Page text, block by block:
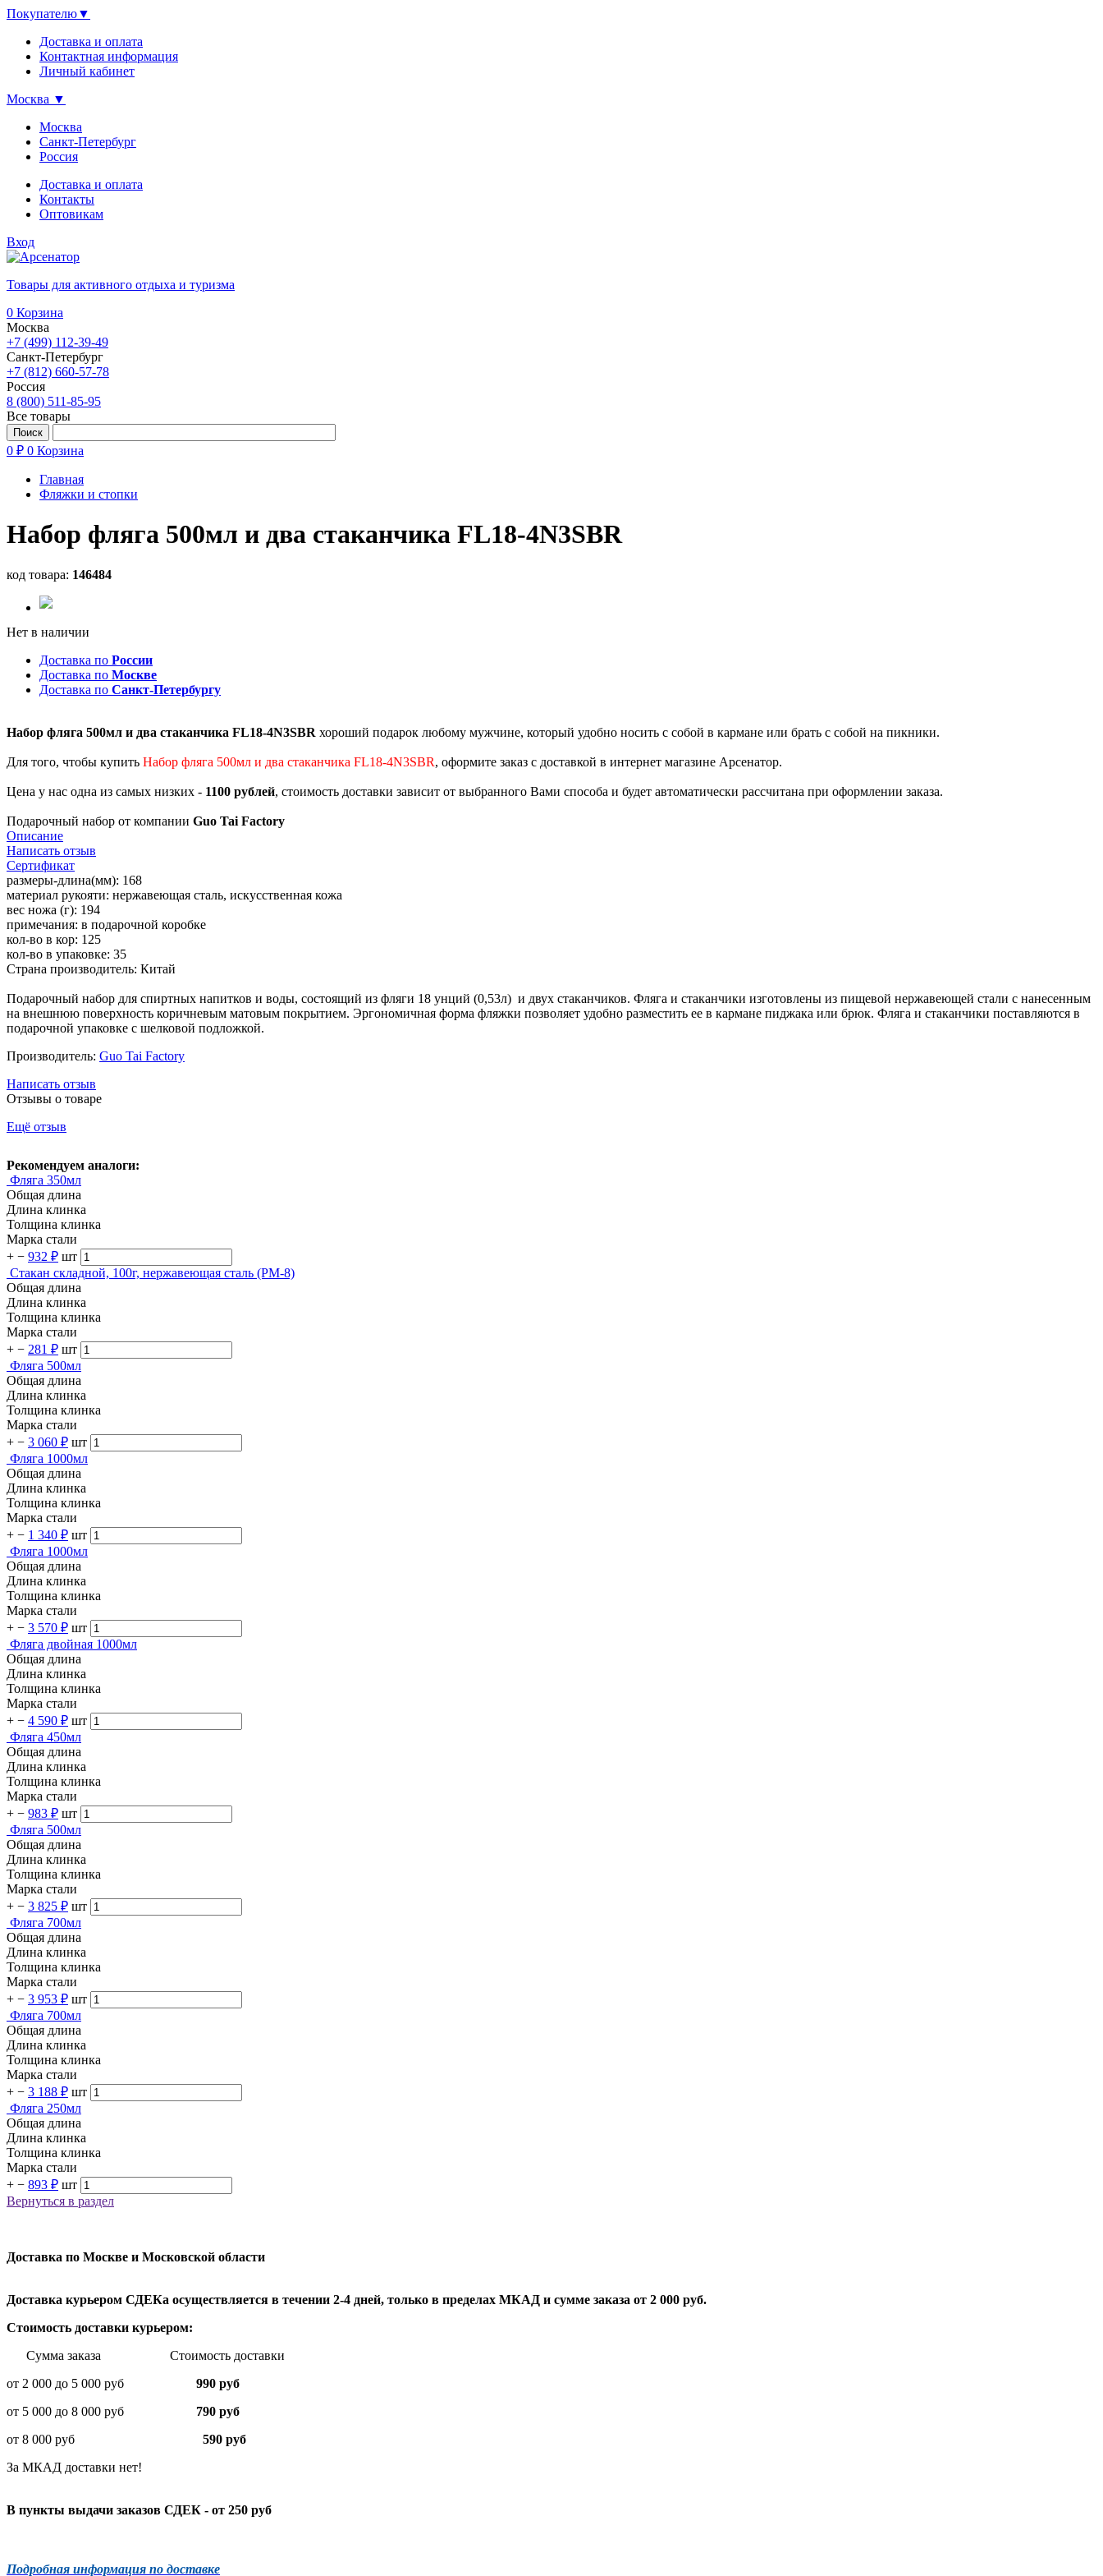
Покупателю▼
Доставка и оплата
Контактная информация
Личный кабинет
Москва ▼
Москва
Санкт-Петербург
Россия
Доставка и оплата
Контакты
Оптовикам
Вход
Товары для активного отдыха и туризма
0 Корзина
Москва
+7 (499) 112-39-49
Санкт-Петербург
+7 (812) 660-57-78
Россия
8 (800) 511-85-95
Все товары
0 ₽ 0 Корзина
Главная
Фляжки и стопки
Набор фляга 500мл и два стаканчика FL18-4N3SBR
код товара: 146484
Нет в наличии
Доставка по России
Доставка по Москве
Доставка по Санкт-Петербургу
Набор фляга 500мл и два стаканчика FL18-4N3SBR хороший подарок любому мужчине, который удобно носить с собой в кармане или брать с собой на пикники.
Для того, чтобы купить Набор фляга 500мл и два стаканчика FL18-4N3SBR, оформите заказ с доставкой в интернет магазине Арсенатор.
Цена у нас одна из самых низких - 1100 рублей, стоимость доставки зависит от выбранного Вами способа и будет автоматически рассчитана при оформлении заказа.
Подарочный набор от компании Guo Tai Factory
Описание
Написать отзыв
Сертификат
размеры-длина(мм): 168
материал рукояти: нержавеющая сталь, искусственная кожа
вес ножа (г): 194
примечания: в подарочной коробке
кол-во в кор: 125
кол-во в упаковке: 35
Страна производитель: Китай
Подарочный набор для спиртных напитков и воды, состоящий из фляги 18 унций (0,53л) и двух стаканчиков. Фляга и стаканчики изготовлены из пищевой нержавеющей стали с нанесенным
на внешнюю поверхность коричневым матовым покрытием. Эргономичная форма фляжки позволяет удобно разместить ее в кармане пиджака или брюк. Фляга и стаканчики поставляются в
подарочной упаковке с шелковой подложкой.
Производитель: Guo Tai Factory
Написать отзыв
Отзывы о товаре
Ещё отзыв
Рекомендуем аналоги:
Фляга 350мл
Общая длина
Длина клинка
Толщина клинка
Марка стали
+ − 932 ₽ шт
Стакан складной, 100г, нержавеющая сталь (PM-8)
Общая длина
Длина клинка
Толщина клинка
Марка стали
+ − 281 ₽ шт
Фляга 500мл
Общая длина
Длина клинка
Толщина клинка
Марка стали
+ − 3 060 ₽ шт
Фляга 1000мл
Общая длина
Длина клинка
Толщина клинка
Марка стали
+ − 1 340 ₽ шт
Фляга 1000мл
Общая длина
Длина клинка
Толщина клинка
Марка стали
+ − 3 570 ₽ шт
Фляга двойная 1000мл
Общая длина
Длина клинка
Толщина клинка
Марка стали
+ − 4 590 ₽ шт
Фляга 450мл
Общая длина
Длина клинка
Толщина клинка
Марка стали
+ − 983 ₽ шт
Фляга 500мл
Общая длина
Длина клинка
Толщина клинка
Марка стали
+ − 3 825 ₽ шт
Фляга 700мл
Общая длина
Длина клинка
Толщина клинка
Марка стали
+ − 3 953 ₽ шт
Фляга 700мл
Общая длина
Длина клинка
Толщина клинка
Марка стали
+ − 3 188 ₽ шт
Фляга 250мл
Общая длина
Длина клинка
Толщина клинка
Марка стали
+ − 893 ₽ шт
Вернуться в раздел
Доставка по Москве и Московской области
Доставка курьером СДЕКа осуществляется в течении 2-4 дней, только в пределах МКАД и сумме заказа от 2 000 руб.
Стоимость доставки курьером:
Сумма заказа Стоимость доставки
от 2 000 до 5 000 руб
990 руб
от 5 000 до 8 000 руб 790 руб
от 8 000 руб 590 руб
За МКАД доставки нет!
В пункты выдачи заказов СДЕК - от 250 руб
Подробная информация по доставке